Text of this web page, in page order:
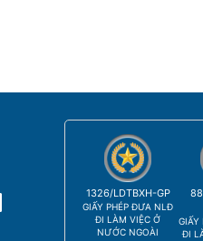
1326/LDTBXH-GP
GIẤY PHÉP ĐƯA NLĐ
ĐI LÀM VIỆC Ở
NƯỚC NGOÀI
GIẤY
ĐI